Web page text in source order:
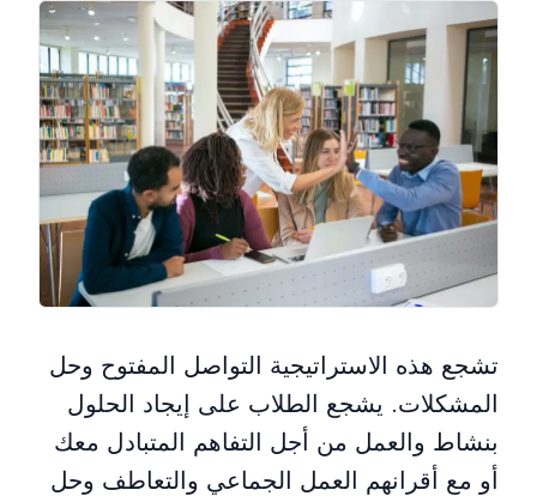
تشجع هذه الاستراتيجية التواصل المفتوح وحل
المشكلات. يشجع الطلاب على إيجاد الحلول
بنشاط والعمل من أجل التفاهم المتبادل معك
أو مع أقرانهم العمل الجماعي والتعاطف وحل